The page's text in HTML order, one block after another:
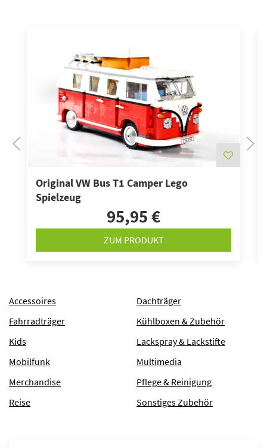
Original VW Bus T1 Camper Lego
Spielzeug
95,95 €
ZUM PRODUKT
Accessoires
Dachträger
Fahrradträger
Kühlboxen & Zubehör
Kids
Lackspray & Lackstifte
Mobilfunk
Multimedia
Merchandise
Pflege & Reinigung
Reise
Sonstiges Zubehör